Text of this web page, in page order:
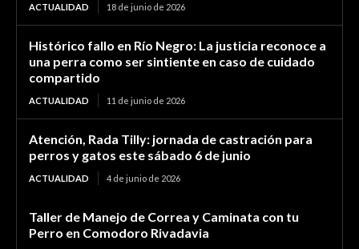
ACTUALIDAD 18 de junio de 2026
Histórico fallo en Río Negro: La justicia reconoce a
una perra como ser sintiente en caso de cuidado
compartido
ACTUALIDAD 11 de junio de 2026
Atención, Rada Tilly: jornada de castración para
perros y gatos este sábado 6 de junio
ACTUALIDAD 4 de junio de 2026
Taller de Manejo de Correa y Caminata con tu
Perro en Comodoro Rivadavia